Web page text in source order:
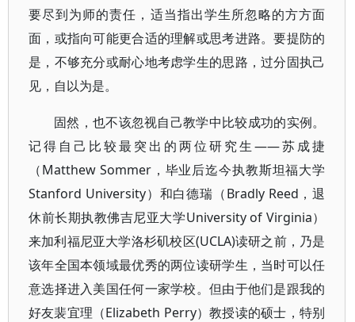
要尽到为师的责任，适当指出学生所忽略的方方面
面，或指向可能更合适的理解或思考进路。要提防的
是，不够充分或耐心地考虑学生的思路，过分固执己
见，自以为是。
固然，也不该忽视自己教学中比较成功的实例。
记得自己比较最突出的两位研究生——苏成捷
（Matthew Sommer，毕业后迄今执教斯坦福大学
Stanford University）和白德瑞（Bradly Reed，退
休前长期执教佛吉尼亚大学University of Virginia）
来加利福尼亚大学洛杉矶校区(UCLA)读研之前，乃是
该年全国本领域最优秀的两位读研学生，当时可以任
意选择进入美国任何一家学校。但由于他们是跟我的
好友裴宜理（Elizabeth Perry）教授读的硕士，特别